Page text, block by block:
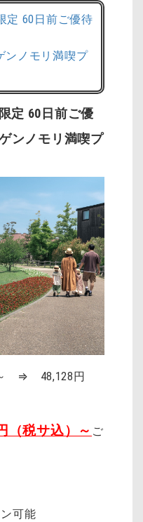
60日前ご優待
ノモリ満喫プ
定 60日前ご優
ンノモリ満喫プ
⇒ 48,128円
（税サ込）～ ご
可能